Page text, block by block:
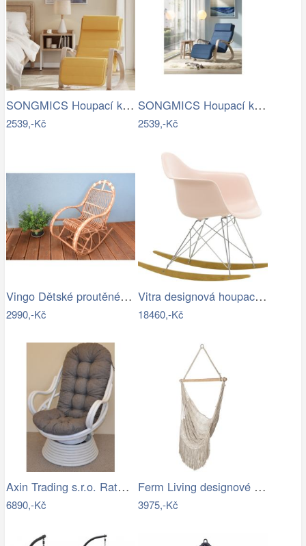
SONGMICS Houpací křeslo polstrované…
2539,-Kč
SONGMICS Houpací křeslo polstrované…
2539,-Kč
Vingo Dětské proutěné houpací křeslo
2990,-Kč
Vitra designová houpací křesla RAR
18460,-Kč
Axin Trading s.r.o. Ratanové houpací…
6890,-Kč
Ferm Living designové houpací sítě Path…
3975,-Kč